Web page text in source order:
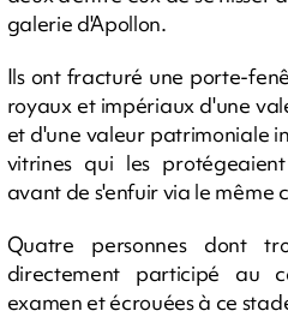
galerie d'Apollon.
Ils ont fracturé une porte-
royaux et impériaux d'une
et d'une valeur patrimoniale
vitrines qui les
avant de s'enfuir via le même
Quatre personnes dont
directement participé au
examen et écrouées à ce